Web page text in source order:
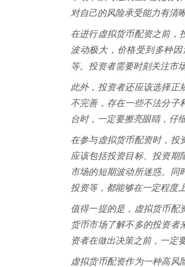
对自己的风险承受能力有清
在进行虚拟货币配资之前，
波动极大，价格受到多种
等。投资者需要时刻关注市
此外，投资者还应该选择正
不完善，存在一些不法分子
台时，一定要擦亮眼睛，仔
在参与虚拟货币配资时，投
应该包括投资目标、投资期
市场的短期波动所迷惑。同
投资等，都能够在一定程度
值得一提的是，虚拟货币配
货币市场了解不多的投资者
资者在做出决策之前，一定
虚拟货币配资作为一种高风